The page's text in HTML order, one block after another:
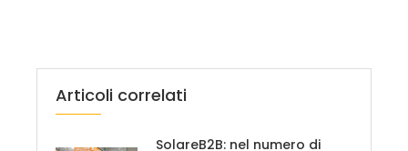
Articoli correlati
SolareB2B: nel numero di